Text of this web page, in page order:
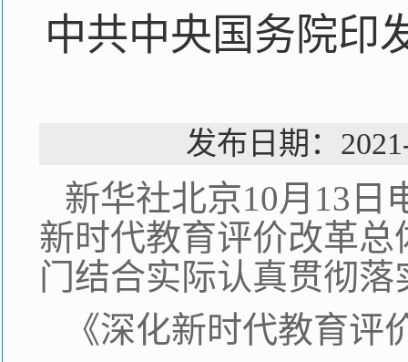
中共中央国务院印
发布日期：
新华社北京10月13日
新时代教育评价改革
门结合实际认真贯彻落
《深化新时代教育